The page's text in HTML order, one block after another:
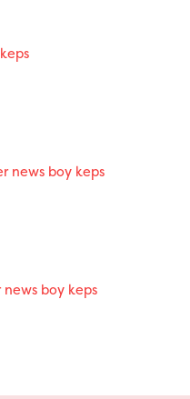
news boy keps
boy keps